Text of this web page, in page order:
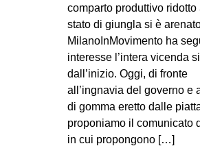
AFRICA
AMERICHE
ESTREMO ORIENTE
MEDIO ORIENTE
comparto produttivo ridotto
stato di giungla si è
MilanoInMovimento ha
interesse l’intera vicenda
dall’inizio. Oggi, di fronte
all’ingnavia del governo e
di gomma eretto dalle
proponiamo il comunicato
in cui propongono […]